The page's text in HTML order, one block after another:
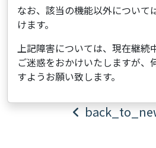
なお、該当の機能以外について
けます。
上記障害については、現在継続
ご迷惑をおかけいたしますが、
すようお願い致します。